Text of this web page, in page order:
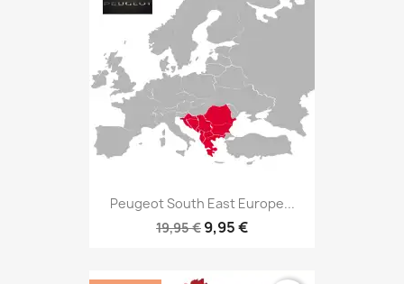
Peugeot South East Europe...
19,95 € 9,95 €